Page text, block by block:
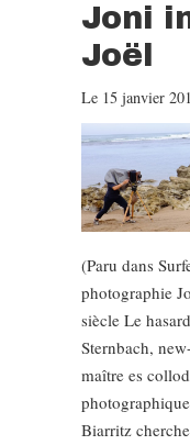
Joni
Joël
Le 15 janvier
(Paru dans
photographie
siècle Le
Sternbach,
maître es
Biarritz